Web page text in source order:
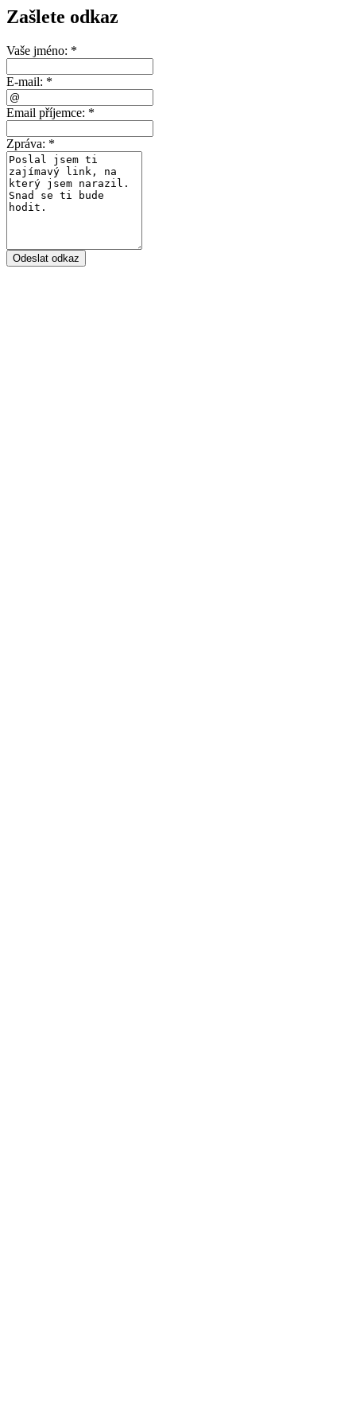
Zašlete odkaz
Vaše jméno: *
E-mail: *
Email příjemce: *
Zpráva: *